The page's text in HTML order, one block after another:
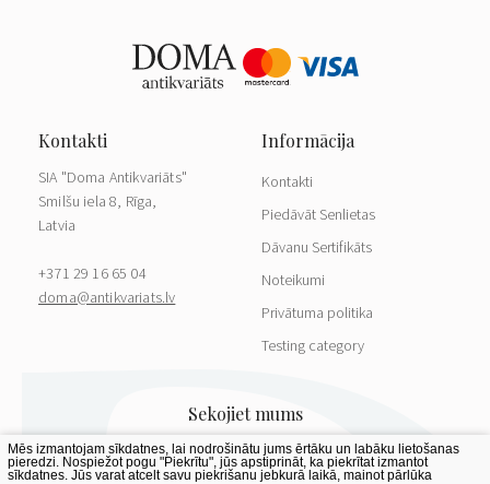
SIA "Doma Antikvariāts"
Smilšu iela 8, Rīga,
Latvia
+371 29 16 65 04
doma@antikvariats.lv
Kontakti
Piedāvāt Senlietas
Dāvanu Sertifikāts
Noteikumi
Privātuma politika
Testing category
Mēs izmantojam sīkdatnes, lai nodrošinātu jums ērtāku un labāku lietošanas
pieredzi. Nospiežot pogu "Piekrītu", jūs apstiprināt, ka piekrītat izmantot
sīkdatnes. Jūs varat atcelt savu piekrišanu jebkurā laikā, mainot pārlūka